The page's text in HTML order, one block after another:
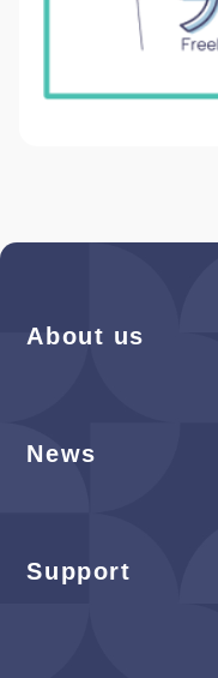
About us
News
Support